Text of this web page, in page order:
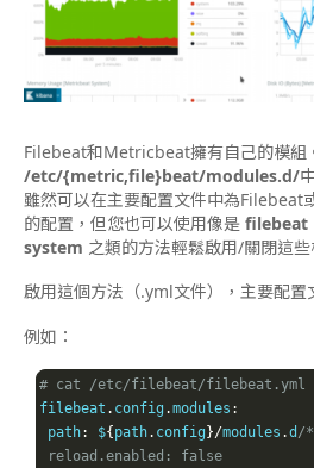
Filebeat和Metricbeat擁有自己的模組
/etc/{metric,file}beat/modules.d/
雖然可以在主要配置文件中為
的配置，但您也可以使用像是 filebeat
system 之類的方法輕鬆啟用/關閉這些
啟用這個方法（.yml文件），主要配置
例如：
# cat /etc/filebeat/filebeat.yml
filebeat . config .modules :
path: ${ path. config }/modules .d /
reload.enabled: false